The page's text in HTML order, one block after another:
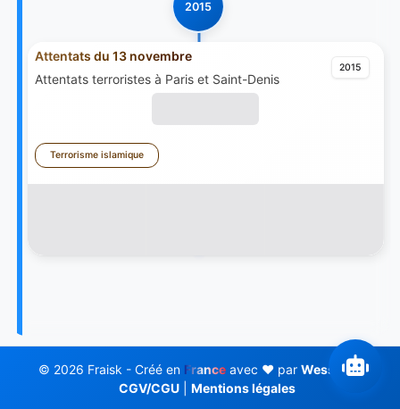
2015
2015
Attentats du 13 novembre
Attentats terroristes à Paris et Saint-Denis
Terrorisme islamique
© 2026 Fraisk - Créé en Franceavec ❤️ par Wess Soft
CGV/CGU
Mentions légales